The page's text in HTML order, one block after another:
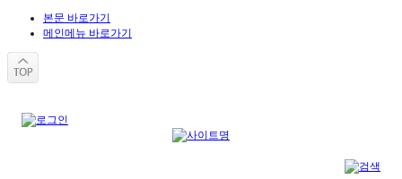
본문 바로가기
메인메뉴 바로가기